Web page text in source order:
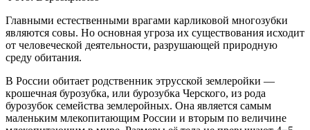
Главными естественными врагами карликовой многозубки
являются совы. Но основная угроза их существования исходит
от человеческой деятельности, разрушающей природную
среду обитания.
В России обитает родственник этрусской землеройки —
крошечная бурозубка, или бурозубка Черского, из рода
бурозубок семейства землеройных. Она является самым
маленьким млекопитающим России и вторым по величине